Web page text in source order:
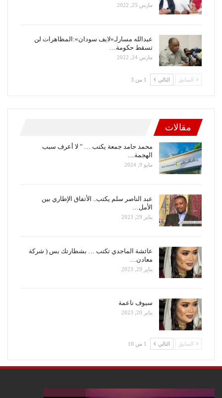
مارس 25, 2022
عبدالله مسارلـ«لايف سودان»:المظاهرات لن
تسقط حكومة…
مارس 24, 2022
السابق التالي 1 من 3
مقالات
محمد حامد جمعة يكتب … ” لا أعرف سبب
الهجمة…
مايو 9, 2024
عبد الناصر سلم يكتب.. الأتفاق الإطاري بين
الأمل…
يناير 29, 2023
عائشة الماجدي تكتب … بشطارتك بس ( شركة
معادن…
يناير 29, 2023
سيوف ناعمة
يناير 20, 2023
السابق التالي 1 من 10